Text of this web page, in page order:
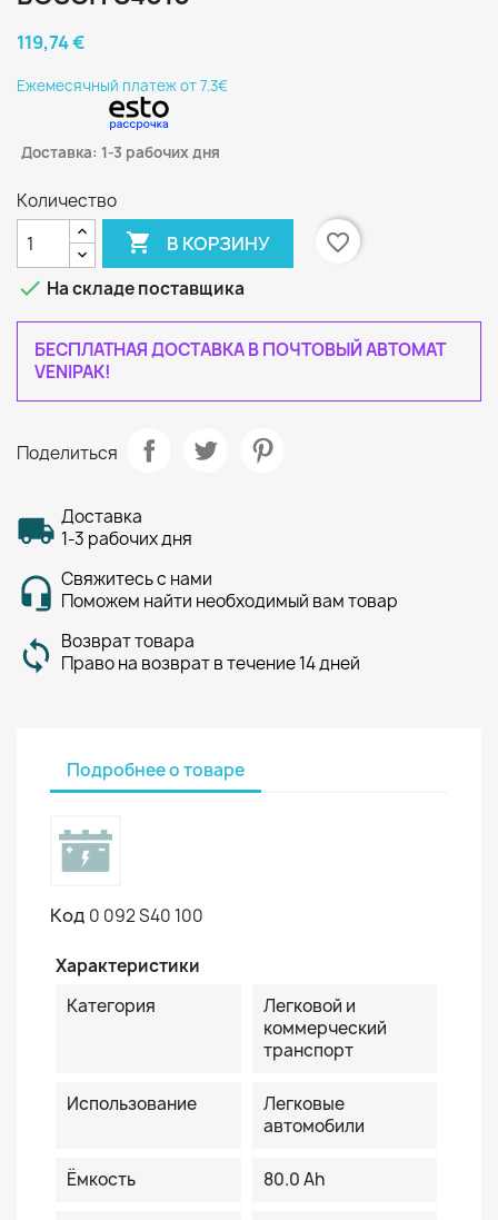
119,74 €
Eжемесячный платеж от 7.3€
Доставка: 1-3 рабочих дня
Количество
 В КОРЗИНУ
favorite_border
 На складе поставщика
БЕСПЛАТНАЯ ДОСТАВКА В ПОЧТОВЫЙ АВТОМАТ
VENIPAK!
Поделиться
Доставка
1-3 рабочих дня
Свяжитесь с нами
Поможем найти необходимый вам товар
Возврат товара
Право на возврат в течение 14 дней
Подробнее о товаре
Код 0 092 S40 100
Характеристики
Категория
Легковой и
коммерческий
транспорт
Использование
Легковые
автомобили
Ёмкость 80.0 Ah